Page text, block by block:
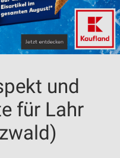
und
für Lahr